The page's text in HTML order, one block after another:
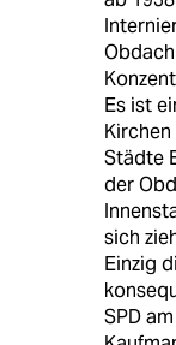
Es ist
Städte
der
sich
Einzig
SPD